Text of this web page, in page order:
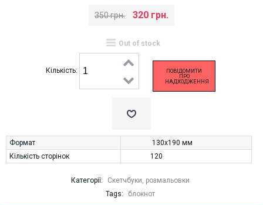
350 грн. 320 грн.
Out of stock
Кількість:
ПОВІДОМИТИ
ПРО
НАДХОДЖЕННЯ
Формат
130х190 мм
Кількість сторінок
120
Категорії:
Скетчбуки, розмальовки
Tags:
блокнот